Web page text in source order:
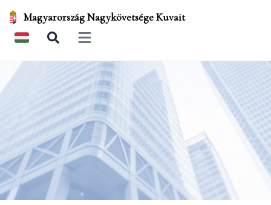
Magyarország Nagykövetsége Kuvait
Open main menu